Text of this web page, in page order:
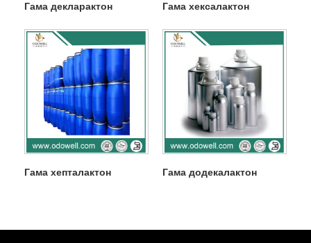
Гама декларактон Гама хексалактон
Гама хепталактон Гама додекалактон